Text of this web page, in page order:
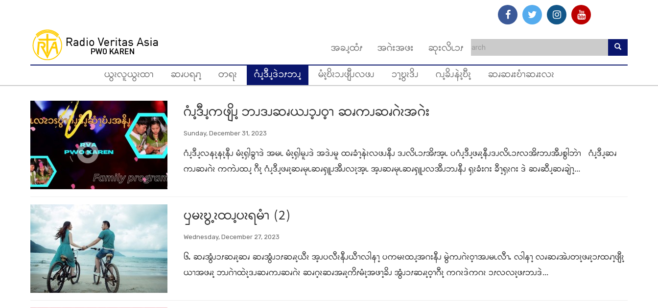
အခၪ့ထံၭ အဂဲးအဖး
ဆုးလိၬၥၭ
ယွၩလူယွၩထၫ
ဆၧပရၧၫ့ တရၩ ဂံၪ့ဒီၪ့ဒဲၥၭဘၪ့ မံၩ့ဎိၩၥၪဖျီၪလဖၪ ၥၫ့ဎွၩဒိၪ ဂၪ့ခိၪနဲၩ့ဎီၩ့ ဆၧဆၧးဎံၫဆၧးလၩ
ဂံၪ့ဒီၪ့ကဖျိၪ့ ဘၪဒၪဆၧယၪၥ့ၪဝ့ၫ ဆၧကၪဆၧဂဲၩအဂဲး
Sunday, December 31, 2023
ဂံၪ့ဒီၪ့လနၩ့နၩ့နီၪ မံၩ့ၡါခွၫဒဲ အမၬ မံၩ့ၡါမူၪဒဲ အဒဲၪမူ ထၧခံၫ့နဲၩလဖၪနီၪ ဒၪလိၬၥၭအိၭအ့ၬ ပဂံၪ့ဒီၪ့ဖၧၩ့နီၪဒၪလိၬၥၭလအိၭဘၪအီၪစွါဘဲၫ ဂံၪ့ဒီၪ့ဆၧ
ကၪဆၧဂဲၩ ကကဲၪထၪ့ ဂီၩ့ ဂံၪ့ဒီၪ့ဖၧၩ့ဆၧမုၬဆၧၡူၪအီၪလၩ့အ့ၬ အ့ၪဆၧမုၬဆၧၡူၪလအီၪဘၪနီၪ ၡၩခံးဂး ခီၫ့ၡၩဂး ဒဲ ဆၧဆီၪ့ဆၧချဲၫ့...
ၦမၩဎွ့ၩထၪ့ပၩရမံၫ (2)
Wednesday, December 27, 2023
၆ႉ ဆၧအွံၪၥၭဆၧၩ့ဆၧ ဆၧအွံၪၥၭဆၧၩ့ယီၩ အ့ၪပလီၩနီၪယီၫလါနၫ့ ပကမၩထၪ့အဂးနီၪ မွဲကၪဂဲၩဝ့ၫအၪမၬလီၫႉ လါနၫ့ လၧဆၧအဲၪတၩ့ဖၧၩ့ၥၭထၧၫ့ဖျီၩ့
ယၫအဖၧၩ့ ဘၪဂဲၫထဲၩ့ဒၪဆၧကၪဆၧဂဲၩ ဆၧဂ့ၩဆၧအၧၩ့ကိၭမံၩ့အဖၫ့ခိၪ အွံၪၥၭဆၧၩ့ဝ့ၫဂီၩ့ ကဂၩဒဲကဂၩ ၥၭလလၩ့ဖၭဘၪဒဲ...